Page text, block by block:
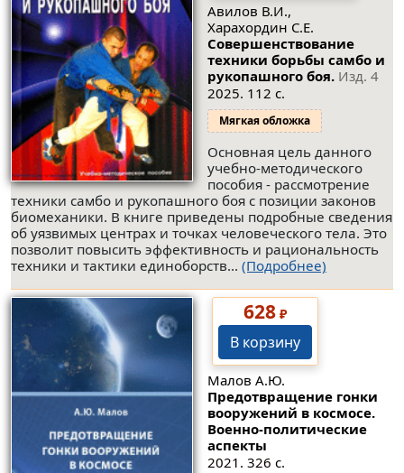
Авилов В.И.,
Харахордин С.Е.
Совершенствование
техники борьбы самбо и
рукопашного боя. Изд. 4
2025. 112 с.
Мягкая обложка
Основная цель данного
учебно-методического
пособия - рассмотрение
техники самбо и рукопашного боя с позиции законов
биомеханики. В книге приведены подробные сведения
об уязвимых центрах и точках человеческого тела. Это
позволит повысить эффективность и рациональность
техники и тактики единоборств... (Подробнее)
628₽
В корзину
Малов А.Ю.
Предотвращение гонки
вооружений в космосе.
Военно-политические
аспекты
2021. 326 с.